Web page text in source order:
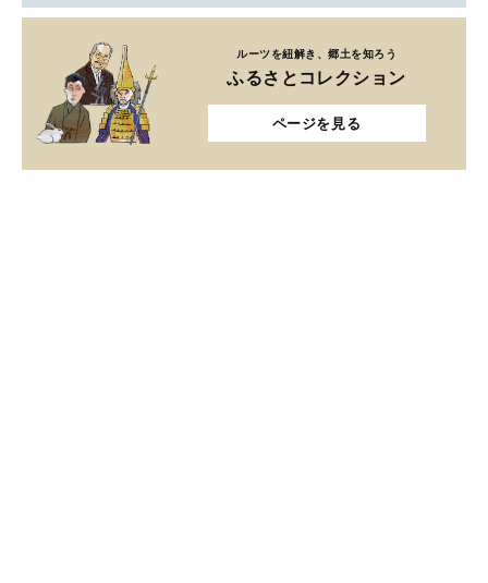
ルーツを紐解き、郷土を知ろう
ふるさとコレクション
ページを見る